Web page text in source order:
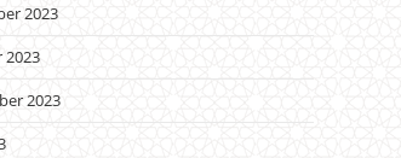
2023
2023
2023